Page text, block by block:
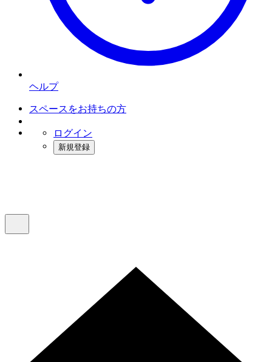
ヘルプ
スペースをお持ちの方
ログイン
新規登録